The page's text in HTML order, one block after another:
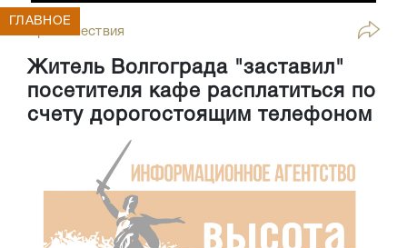
Происшествия
Житель Волгограда "заставил"
посетителя кафе расплатиться по
счету дорогостоящим телефоном
ГЛАВНОЕ